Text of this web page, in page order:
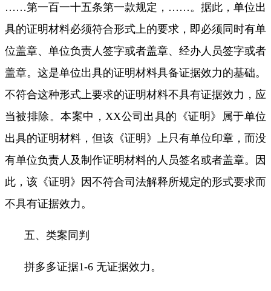
……第一百一十五条第一款规定， …… 。据此，单位出
具的证明材料必须符合形式上的要求， 即必须同时有单
位盖章、单位负责人签字或者盖章、经办人员签字或者
盖章。这是单位出具的证明材料具备证据效力的基础。
不符合这种形式上要求的证明材料不具有证据效力，应
当被排除。本案中， XX公司出具的《证明》属于单位
出具的证明材料，但该《证明》上只有单位印章，而没
有单位负责人及制作证明材料的人员签名或者盖章。因
此， 该《证明》因不符合司法解释所规定的形式要求而
不具有证据效力。
五、类案同判
拼多多证据1-6 无证据效力。